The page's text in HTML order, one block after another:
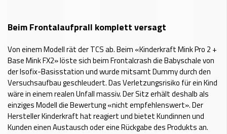
Beim Frontalaufprall komplett versagt
Von einem Modell rät der TCS ab. Beim «Kinderkraft Mink Pro 2 +
Base Mink FX2» löste sich beim Frontalcrash die Babyschale von
der Isofix-Basisstation und wurde mitsamt Dummy durch den
Versuchsaufbau geschleudert. Das Verletzungsrisiko für ein Kind
wäre in einem realen Unfall massiv. Der Sitz erhält deshalb als
einziges Modell die Bewertung «nicht empfehlenswert». Der
Hersteller Kinderkraft hat reagiert und bietet Kundinnen und
Kunden einen Austausch oder eine Rückgabe des Produkts an.